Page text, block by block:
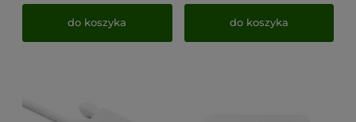
do koszyka do koszyka